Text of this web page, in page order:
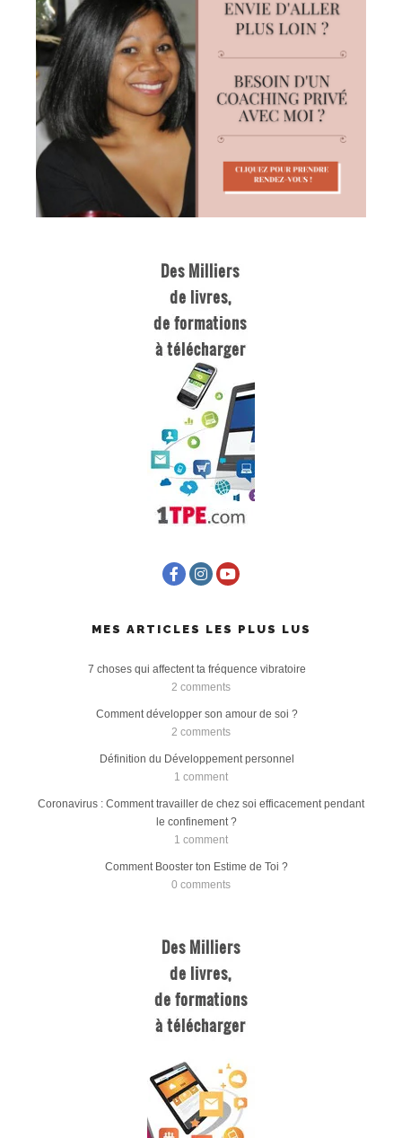
7 choses qui affectent ta fréquence vibratoire
2 comments
Comment développer son amour de soi ?
2 comments
Définition du Développement personnel
1 comment
Coronavirus : Comment travailler de chez soi efficacement pendant
le confinement ?
1 comment
Comment Booster ton Estime de Toi ?